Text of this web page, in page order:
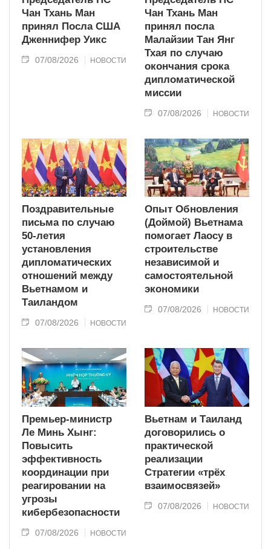
Чан Тхань Ман
принял Посла США
Дженнифер Уикс
07/08/2026 НОВОСТИ
Чан Тхань Ман
принял посла
Малайзии Тан Янг
Тхая по случаю
окончания срока
дипломатической
миссии
07/08/2026 НОВОСТИ
Поздравительные
письма по случаю
50-летия
установления
дипломатических
отношений между
Вьетнамом и
Таиландом
07/08/2026 НОВОСТИ
Опыт Обновления
(Доймой) Вьетнама
помогает Лаосу в
строительстве
независимой и
самостоятельной
экономики
07/08/2026 НОВОСТИ
Премьер-министр
Ле Минь Хынг:
Повысить
эффективность
координации при
реагировании на
угрозы
кибербезопасности
07/08/2026 НОВОСТИ
Вьетнам и Таиланд
договорились о
практической
реализации
Стратегии «трёх
взаимосвязей»
07/08/2026 НОВОСТИ